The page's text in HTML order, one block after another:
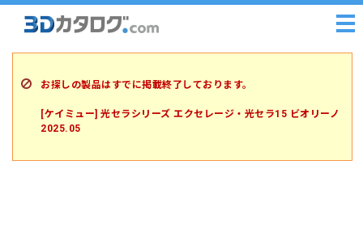
お探しの製品はすでに掲載終了しております。
[ケイミュー] 光セラシリーズ エクセレージ・光セラ15 ビオリーノ
2025.05